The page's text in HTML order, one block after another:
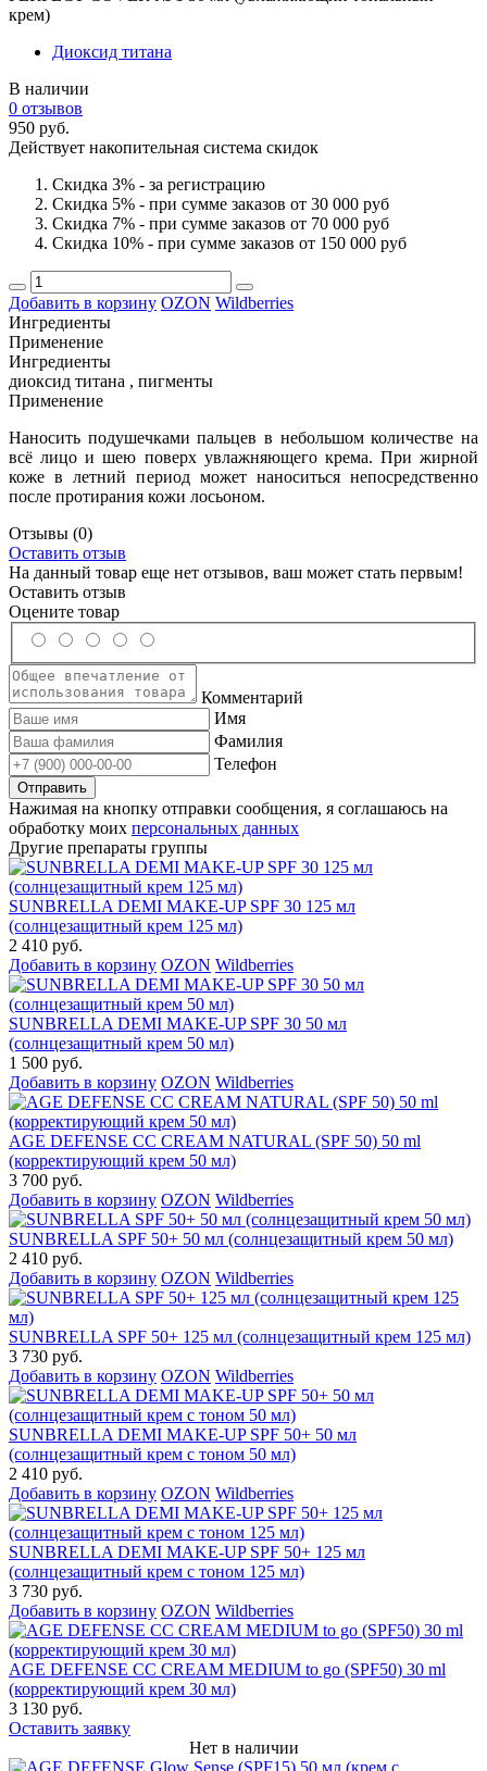
крем)
Диоксид титана
В наличии
0 отзывов
950 руб.
Действует накопительная система скидок
Скидка 3% - за регистрацию
Скидка 5% - при сумме заказов от 30 000 руб
Скидка 7% - при сумме заказов от 70 000 руб
Скидка 10% - при сумме заказов от 150 000 руб
Добавить в корзину OZON Wildberries
Ингредиенты
Применение
Ингредиенты
диоксид титана , пигменты
Применение
Наносить подушечками пальцев в небольшом количестве на
всё лицо и шею поверх увлажняющего крема. При жирной
коже в летний период может наноситься непосредственно
после протирания кожи лосьоном.
Отзывы (0)
Оставить отзыв
На данный товар еще нет отзывов, ваш может стать первым!
Оставить отзыв
Оцените товар
Комментарий
Имя
Фамилия
Телефон
Нажимая на кнопку отправки сообщения, я соглашаюсь на
обработку моих персональных данных
Другие препараты группы
SUNBRELLA DEMI MAKE-UP SPF 30 125 мл
(солнцезащитный крем 125 мл)
2 410 руб.
Добавить в корзину OZON Wildberries
SUNBRELLA DEMI MAKE-UP SPF 30 50 мл
(солнцезащитный крем 50 мл)
1 500 руб.
Добавить в корзину OZON Wildberries
AGE DEFENSE CC CREAM NATURAL (SPF 50) 50 ml
(корректирующий крем 50 мл)
3 700 руб.
Добавить в корзину OZON Wildberries
SUNBRELLA SPF 50+ 50 мл (солнцезащитный крем 50 мл)
2 410 руб.
Добавить в корзину OZON Wildberries
SUNBRELLA SPF 50+ 125 мл (солнцезащитный крем 125 мл)
3 730 руб.
Добавить в корзину OZON Wildberries
SUNBRELLA DEMI MAKE-UP SPF 50+ 50 мл
(солнцезащитный крем с тоном 50 мл)
2 410 руб.
Добавить в корзину OZON Wildberries
SUNBRELLA DEMI MAKE-UP SPF 50+ 125 мл
(солнцезащитный крем с тоном 125 мл)
3 730 руб.
Добавить в корзину OZON Wildberries
AGE DEFENSE CC CREAM MEDIUM to go (SPF50) 30 ml
(корректирующий крем 30 мл)
3 130 руб.
Оставить заявку
Нет в наличии